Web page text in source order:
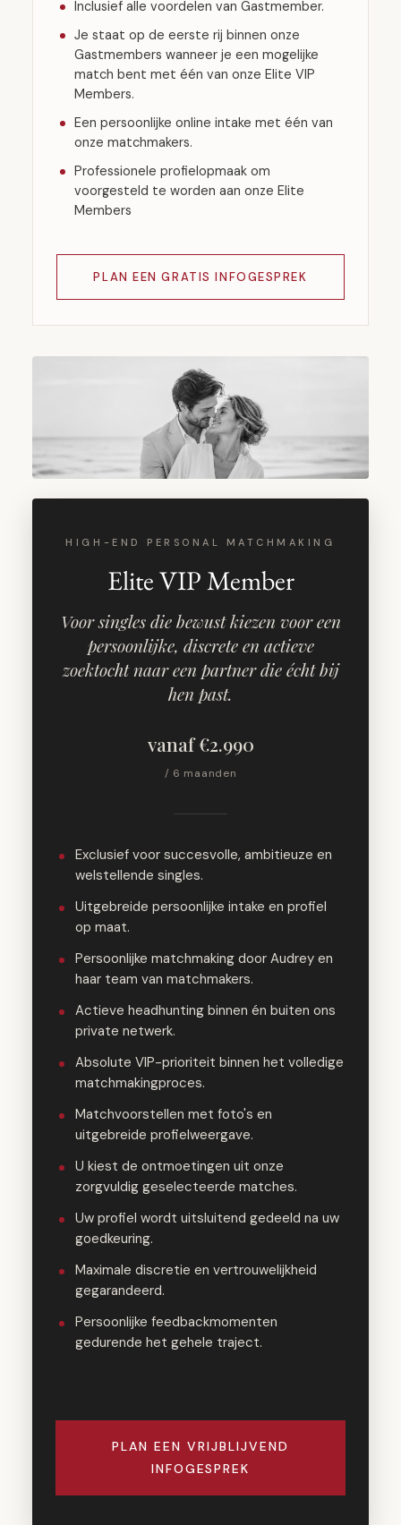
Inclusief alle voordelen van Gastmember.
Je staat op de eerste rij binnen onze
Gastmembers wanneer je een mogelijke
match bent met één van onze Elite VIP
Members.
Een persoonlijke online intake met één van
onze matchmakers.
Professionele profielopmaak om
voorgesteld te worden aan onze Elite
Members
PLAN EEN GRATIS INFOGESPREK
HIGH-END PERSONAL MATCHMAKING
Elite VIP Member
Voor singles die bewust kiezen voor een
persoonlijke, discrete en actieve
zoektocht naar een partner die écht bij
hen past.
vanaf €2.990
/ 6 maanden
Exclusief voor succesvolle, ambitieuze en
welstellende singles.
Uitgebreide persoonlijke intake en profiel
op maat.
Persoonlijke matchmaking door Audrey en
haar team van matchmakers.
Actieve headhunting binnen én buiten ons
private netwerk.
Absolute VIP-prioriteit binnen het volledige
matchmakingproces.
Matchvoorstellen met foto's en
uitgebreide profielweergave.
U kiest de ontmoetingen uit onze
zorgvuldig geselecteerde matches.
Uw profiel wordt uitsluitend gedeeld na uw
goedkeuring.
Maximale discretie en vertrouwelijkheid
gegarandeerd.
Persoonlijke feedbackmomenten
gedurende het gehele traject.
PLAN EEN VRIJBLIJVEND
INFOGESPREK